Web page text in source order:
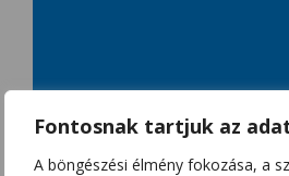
Fontosnak tartjuk az
A böngészési élmény fokozása, a